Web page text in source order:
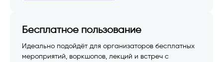
Бесплатное пользование
Идеально подойдёт для организаторов бесплатных
мероприятий, воркшопов, лекций и встреч с